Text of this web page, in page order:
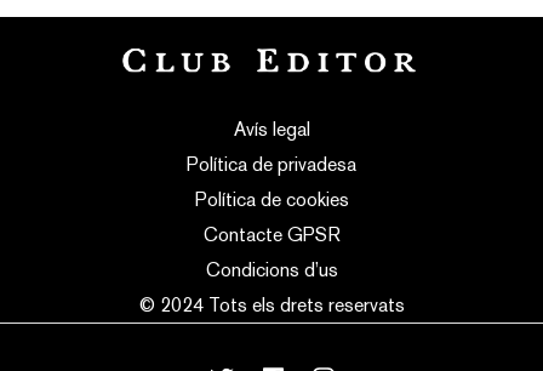
Avís legal
Política de privadesa
Política de cookies
Contacte GPSR
Condicions d’us
© 2024 Tots els drets reservats